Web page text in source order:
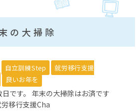
の大掃除
自立訓練Step
就労移行支援
良いお年を
です。 年末の大掃除はお済です
移行支援Cha